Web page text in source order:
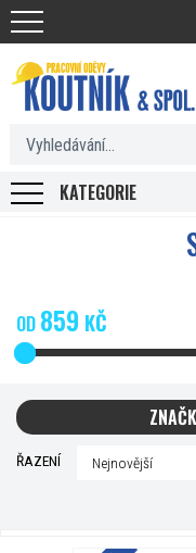
Koutnik.com
OD 859 KČ
ŘAZENÍ
KATEGORIE